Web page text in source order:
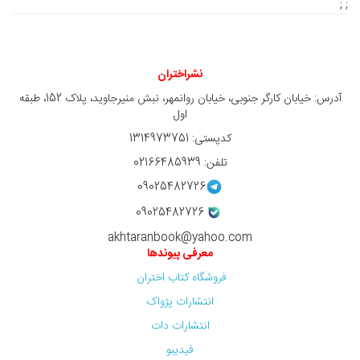
; ;
نشراختران
آدرس: خیابان کارگر جنوبی، خیابان روانمهر، نبش منیرجاوید، پلاک 152، طبقه
اول
کدپستی: 1314973751
تلفن: 02166485939
09025482726
09025482726
akhtaranbook@yahoo.com
معرفی پیوندها
فروشگاه کتاب اختران
انتشارات پژواک
انتشارات دات
فیدیبو